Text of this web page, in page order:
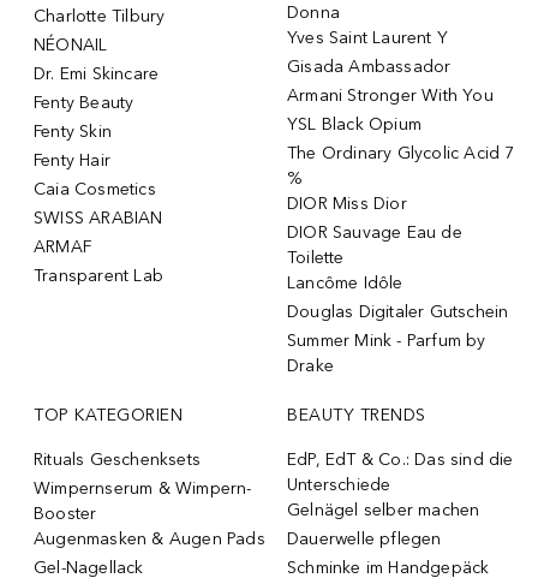
Charlotte Tilbury
NÉONAIL
Dr. Emi Skincare
Fenty Beauty
Fenty Skin
Fenty Hair
Caia Cosmetics
SWISS ARABIAN
ARMAF
Transparent Lab
Donna
Yves Saint Laurent Y
Gisada Ambassador
Armani Stronger With You
YSL Black Opium
The Ordinary Glycolic Acid 7
%
DIOR Miss Dior
DIOR Sauvage Eau de
Toilette
Lancôme Idôle
Douglas Digitaler Gutschein
Summer Mink - Parfum by
Drake
TOP KATEGORIEN
Rituals Geschenksets
Wimpernserum & Wimpern-
Booster
Augenmasken & Augen Pads
Gel-Nagellack
BEAUTY TRENDS
EdP, EdT & Co.: Das sind die
Unterschiede
Gelnägel selber machen
Dauerwelle pflegen
Schminke im Handgepäck